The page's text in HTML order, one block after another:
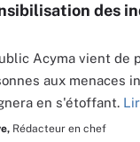
des
Acyma vient de
aux menaces
en s'étoffant.
Rédacteur en chef